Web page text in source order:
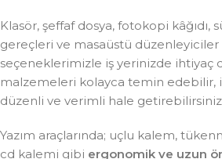
Klasör, şeffaf dosya, fotokopi kâğıdı,
gereçleri ve masaüstü
seçeneklerimizle iş yerinizde ihtiyaç
malzemeleri kolayca temin edebilir, iş
düzenli ve verimli hale
Yazım araçlarında; uçlu kalem,
cd kalemi gibi ergonomik ve uzun